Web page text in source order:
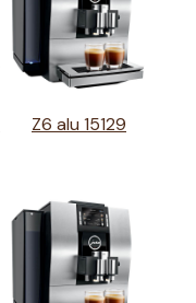
Z6 alu 15129